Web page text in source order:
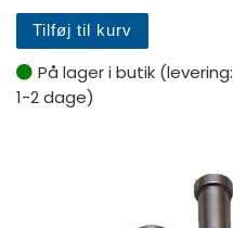
Tilføj til kurv
På lager i butik (levering:
1-2 dage)